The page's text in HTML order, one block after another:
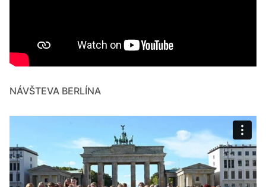
NÁVŠTEVA BERLÍNA